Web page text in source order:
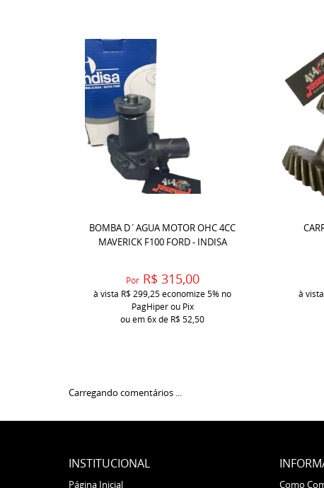
BOMBA D´AGUA MOTOR OHC 4CC
MAVERICK F100 FORD - INDISA
Por R$ 315,00
à vista R$ 299,25economize5% no
PagHiper ou Pix
ou em6xde R$ 52,50
à vista
Carregando comentários ...
INSTITUCIONAL
Página Inicial Como